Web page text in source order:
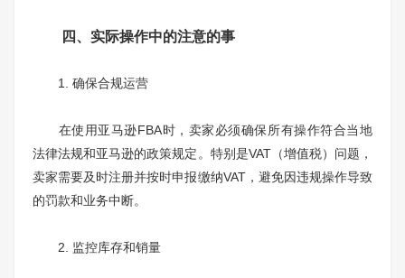
四、实际操作中的注意的事
1. 确保合规运营
在使用亚马逊FBA时，卖家必须确保所有操作符合当地
法律法规和亚马逊的政策规定。特别是VAT（增值税）问题，
卖家需要及时注册并按时申报缴纳VAT，避免因违规操作导致
的罚款和业务中断。
2. 监控库存和销量